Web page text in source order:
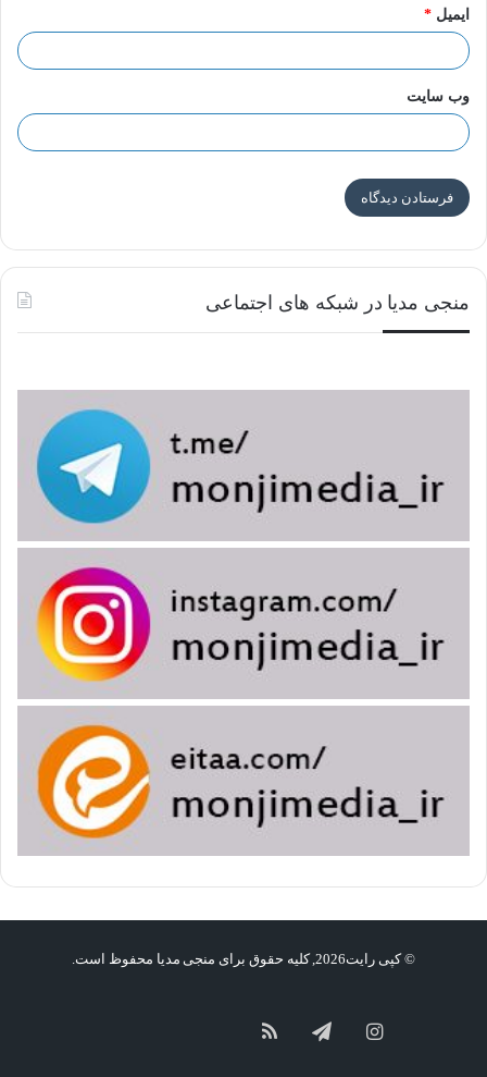
ایمیل *
وب‌ سایت
منجی مدیا در شبکه های اجتماعی
© کپی رایت2026, کلیه حقوق برای منجی مدیا محفوظ است.
اینستاگرامتلگرامخوراک